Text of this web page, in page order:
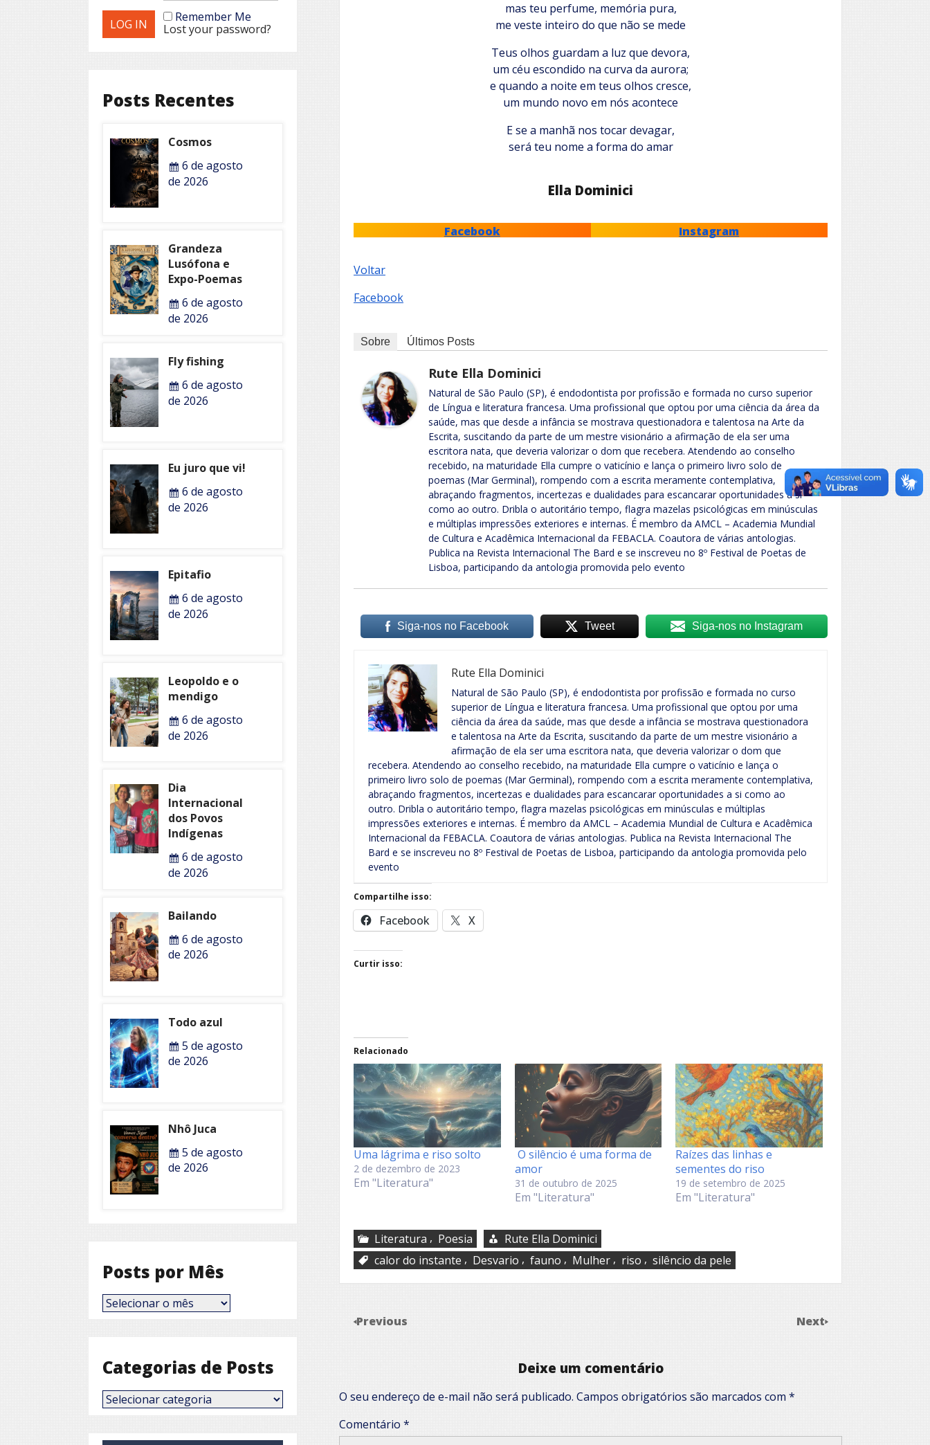
mas teu perfume, memória pura,
me veste inteiro do que não se mede
Teus olhos guardam a luz que devora,
um céu escondido na curva da aurora;
e quando a noite em teus olhos cresce,
um mundo novo em nós acontece
E se a manhã nos tocar devagar,
será teu nome a forma do amar
Ella Dominici
Facebook Instagram
Voltar
Facebook
Sobre Últimos Posts
Rute Ella Dominici
Natural de São Paulo (SP), é endodontista por profissão e formada no curso superior
de Língua e literatura francesa. Uma profissional que optou por uma ciência da área da
saúde, mas que desde a infância se mostrava questionadora e talentosa na Arte da
Escrita, suscitando da parte de um mestre visionário a afirmação de ela ser uma
escritora nata, que deveria valorizar o dom que recebera. Atendendo ao conselho
recebido, na maturidade Ella cumpre o vaticínio e lança o primeiro livro solo de
poemas (Mar Germinal), rompendo com a escrita meramente contemplativa,
abraçando fragmentos, incertezas e dualidades para escancarar oportunidades a si
como ao outro. Dribla o autoritário tempo, flagra mazelas psicológicas em minúsculas
e múltiplas impressões exteriores e internas. É membro da AMCL – Academia Mundial
de Cultura e Acadêmica Internacional da FEBACLA. Coautora de várias antologias.
Publica na Revista Internacional The Bard e se inscreveu no 8º Festival de Poetas de
Lisboa, participando da antologia promovida pelo evento
Siga-nos no Facebook Tweet Siga-nos no Instagram
Rute Ella Dominici
Natural de São Paulo (SP), é endodontista por profissão e formada no curso
superior de Língua e literatura francesa. Uma profissional que optou por uma
ciência da área da saúde, mas que desde a infância se mostrava questionadora
e talentosa na Arte da Escrita, suscitando da parte de um mestre visionário a
afirmação de ela ser uma escritora nata, que deveria valorizar o dom que
recebera. Atendendo ao conselho recebido, na maturidade Ella cumpre o vaticínio e lança o
primeiro livro solo de poemas (Mar Germinal), rompendo com a escrita meramente contemplativa,
abraçando fragmentos, incertezas e dualidades para escancarar oportunidades a si como ao
outro. Dribla o autoritário tempo, flagra mazelas psicológicas em minúsculas e múltiplas
impressões exteriores e internas. É membro da AMCL – Academia Mundial de Cultura e Acadêmica
Internacional da FEBACLA. Coautora de várias antologias. Publica na Revista Internacional The
Bard e se inscreveu no 8º Festival de Poetas de Lisboa, participando da antologia promovida pelo
evento
Compartilhe isso:
Facebook X
Curtir isso:
Relacionado
Uma lágrima e riso solto
2 de dezembro de 2023
Em "Literatura"
O silêncio é uma forma de
amor
31 de outubro de 2025
Em "Literatura"
Raízes das linhas e
sementes do riso
19 de setembro de 2025
Em "Literatura"
Literatura , Poesia
Rute Ella Dominici
calor do instante , Desvario , fauno , Mulher , riso , silêncio da pele
Previous Next
Deixe um comentário
O seu endereço de e-mail não será publicado. Campos obrigatórios são marcados com *
Comentário *
Remember Me
Lost your password?
Posts Recentes
Cosmos
6 de agosto
de 2026
Grandeza
Lusófona e
Expo-Poemas
6 de agosto
de 2026
Fly fishing
6 de agosto
de 2026
Eu juro que vi!
6 de agosto
de 2026
Epitafio
6 de agosto
de 2026
Leopoldo e o
mendigo
6 de agosto
de 2026
Dia
Internacional
dos Povos
Indígenas
6 de agosto
de 2026
Bailando
6 de agosto
de 2026
Todo azul
5 de agosto
de 2026
Nhô Juca
5 de agosto
de 2026
Posts por Mês
Posts
por
Categorias de Posts
Categorias
de